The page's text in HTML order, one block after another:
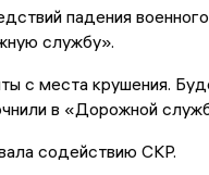
падения
службу».
с места крушения.
в «Дорожной
содействию СКР.